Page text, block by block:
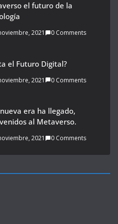
el futuro de la
2021 0 Comments
el Futuro Digital?
2021 0 Comments
era ha llegado,
al Metaverso.
2021 0 Comments